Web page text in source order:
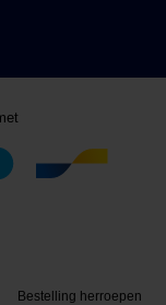
Bestelling herroepen